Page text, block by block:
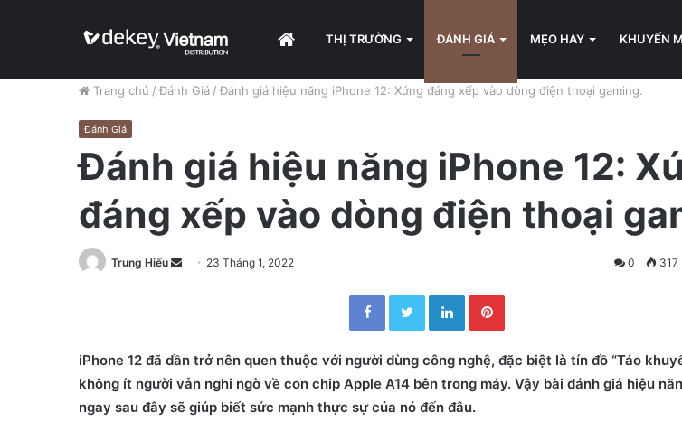
HOMETHỊ TRƯỜNG ĐÁNH GIÁ MẸO HAY KHUYẾN
Trang chủ / Đánh Giá / Đánh giá hiệu năng iPhone 12: Xứng đáng xếp vào dòng điện thoại gaming.
Đánh Giá
Đánh giá hiệu năng iPhone 12:
đáng xếp vào dòng điện thoại
Trung Hiếu
e
m
23 Tháng 1, 2022 0 317
Facebook Twitter LinkedIn
iPhone 12 đã dần trở nên quen thuộc với người dùng công nghệ, đặc biệt là tín đồ “Táo
không ít người vẫn nghi ngờ về con chip Apple A14 bên trong máy. Vậy bài đánh giá hiệu
ngay sau đây sẽ giúp biết sức mạnh thực sự của nó đến đâu.